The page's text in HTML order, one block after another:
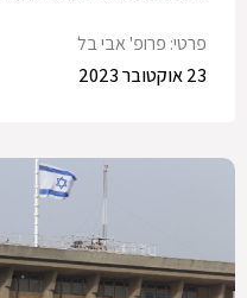
פרטי: פרופ' אבי בל
23 אוקטובר 2023